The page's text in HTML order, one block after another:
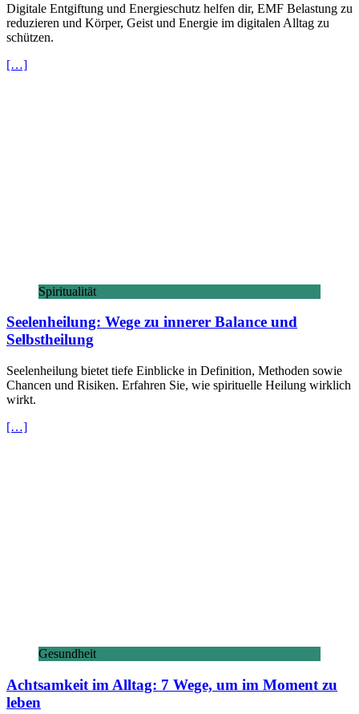
Digitale Entgiftung und Energieschutz helfen dir, EMF Belastung zu
reduzieren und Körper, Geist und Energie im digitalen Alltag zu
schützen.
[…]
Spiritualität
Seelenheilung: Wege zu innerer Balance und
Selbstheilung
Seelenheilung bietet tiefe Einblicke in Definition, Methoden sowie
Chancen und Risiken. Erfahren Sie, wie spirituelle Heilung wirklich
wirkt.
[…]
Gesundheit
Achtsamkeit im Alltag: 7 Wege, um im Moment zu
leben